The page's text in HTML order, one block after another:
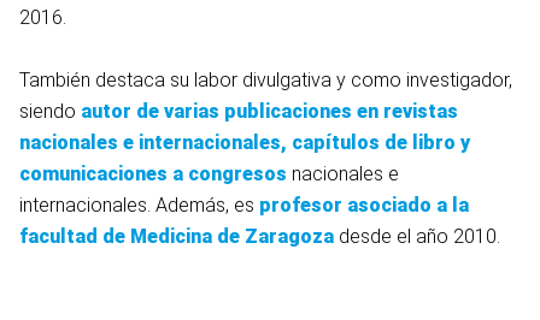
2016.
También destaca su labor divulgativa y como investigador,
siendo autor de varias publicaciones en revistas
nacionales e internacionales, capítulos de libro y
comunicaciones a congresos nacionales e
internacionales. Además, es profesor asociado a la
facultad de Medicina de Zaragoza desde el año 2010.